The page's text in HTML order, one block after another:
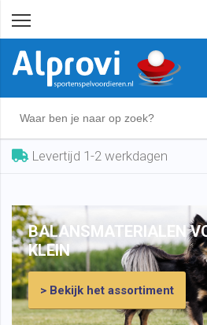
Levertijd 1-2 werkdagen
BALANSMATERIALEN
KLEIN
> Bekijk het assortiment